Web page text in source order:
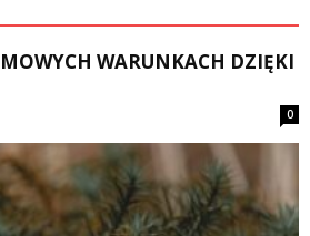
WARUNKACH DZIĘKI
0